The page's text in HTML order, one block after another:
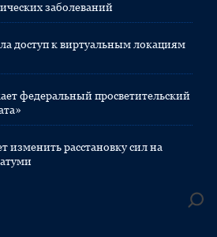
заболеваний
доступ к виртуальным локациям
федеральный просветительский
изменить расстановку сил на